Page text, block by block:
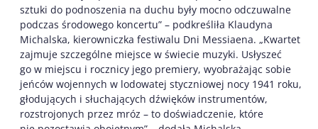
sztuki do podnoszenia na duchu były mocno odczuwalne
podczas środowego koncertu” – podkreśliła Klaudyna
Michalska, kierowniczka festiwalu Dni Messiaena. „Kwartet
zajmuje szczególne miejsce w świecie muzyki. Usłyszeć
go w miejscu i rocznicy jego premiery, wyobrażając sobie
jeńców wojennych w lodowatej styczniowej nocy 1941 roku,
głodujących i słuchających dźwięków instrumentów,
rozstrojonych przez mróz – to doświadczenie, które